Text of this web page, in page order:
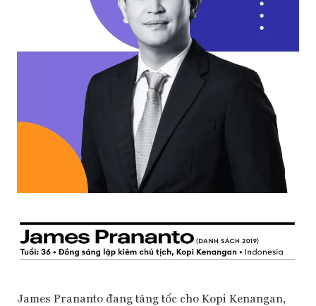
James Prananto đang tăng tốc cho Kopi Kenangan,